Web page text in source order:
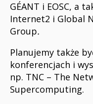
GÉANT i EOSC, a
Internet2 i Global
Group.
Planujemy także
konferencjach i
np. TNC – The
Supercomputing.